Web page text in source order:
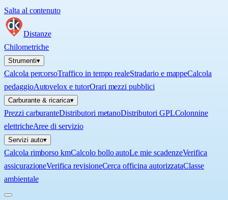
Salta al contenuto
Distanze
Chilometriche
Strumenti▾
Calcola percorsoTraffico in tempo realeStradario e mappeCalcola
pedaggioAutovelox e tutorOrari mezzi pubblici
Carburante & ricarica▾
Prezzi carburanteDistributori metanoDistributori GPLColonnine
elettricheAree di servizio
Servizi auto▾
Calcola rimborso kmCalcolo bollo autoLe mie scadenzeVerifica
assicurazioneVerifica revisioneCerca officina autorizzataClasse
ambientale